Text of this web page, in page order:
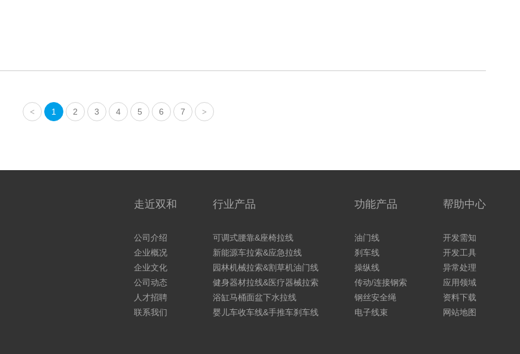
< 1 2 3 4 5 6 7 >
走近双和
公司介绍
企业概况
企业文化
公司动态
人才招聘
联系我们
行业产品
可调式腰靠&座椅拉线
新能源车拉索&应急拉线
园林机械拉索&割草机油门线
健身器材拉线&医疗器械拉索
浴缸马桶面盆下水拉线
婴儿车收车线&手推车刹车线
功能产品
油门线
刹车线
操纵线
传动/连接钢索
钢丝安全绳
电子线束
帮助中心
开发需知
开发工具
异常处理
应用领域
资料下载
网站地图